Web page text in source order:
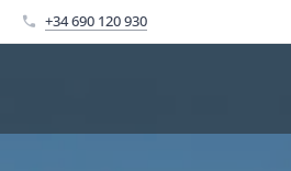
+34 690 120 930